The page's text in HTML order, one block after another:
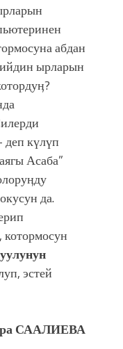
абдан
ырларын
күлүп
Асаба”
да.
эстей
СААЛИЕВА